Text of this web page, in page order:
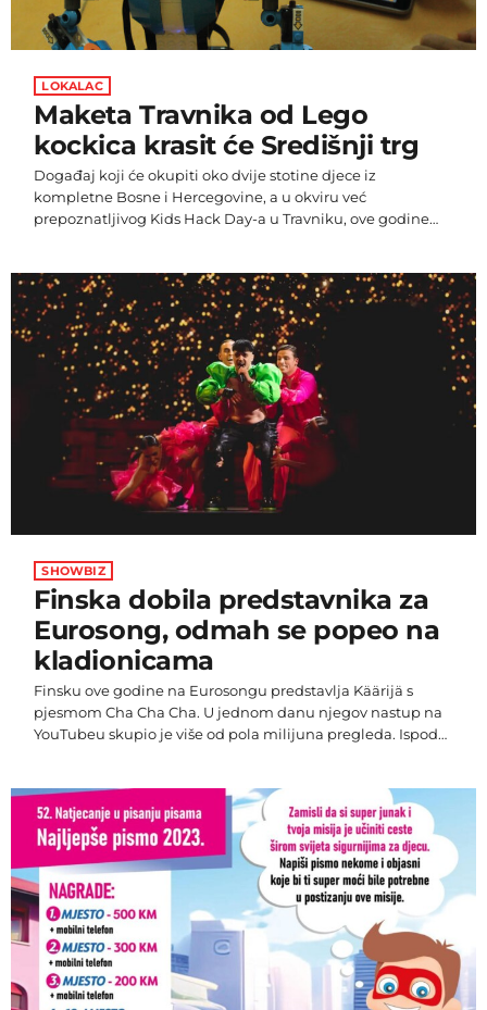
LOKALAC
Maketa Travnika od Lego
kockica krasit će Središnji trg
Događaj koji će okupiti oko dvije stotine djece iz
kompletne Bosne i Hercegovine, a u okviru već
prepoznatljivog Kids Hack Day-a u Travniku, ove godine
maketa urbanog dijela Travnika na površini od 4o
kvadratnih metara zapravo će biti svojevrsna atrakcija
postavljena u centru grada, koju će kreirati djeca.
Vrijednost projekta koju organizacijski […]
SHOWBIZ
Finska dobila predstavnika za
Eurosong, odmah se popeo na
kladionicama
Finsku ove godine na Eurosongu predstavlja Käärijä s
pjesmom Cha Cha Cha. U jednom danu njegov nastup na
YouTubeu skupio je više od pola milijuna pregleda. Ispod
publiku u Liverpoolu kako pjeva Cha Cha Cha", "Presretan
sam što napokon pjevaju na svom jeziku", "Ovako treba
izgledati Eurosong. Zabavno, energično, čudno,
jedinstveno, na materinjem jeziku", […]